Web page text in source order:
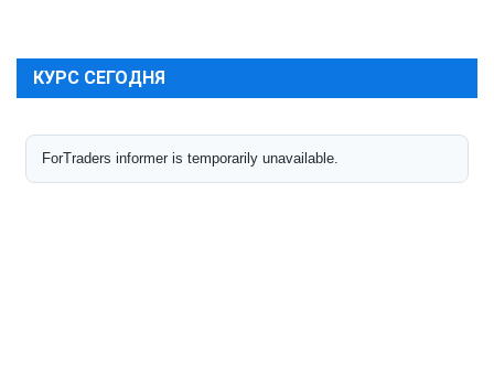
КУРС СЕГОДНЯ